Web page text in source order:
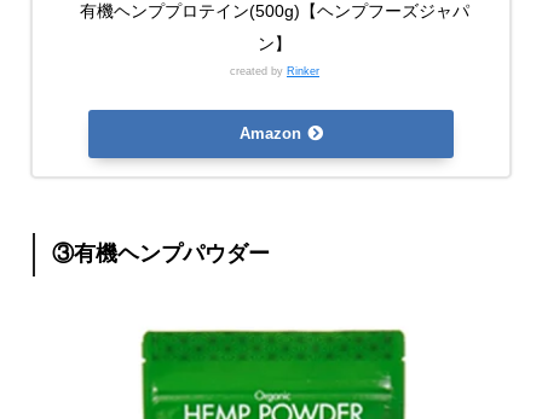
有機ヘンププロテイン(500g)【ヘンプフーズジャパ
ン】
created by Rinker
Amazon
③有機ヘンプパウダー